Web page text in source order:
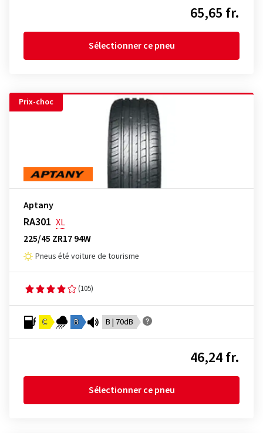
65,65 fr.
Sélectionner ce pneu
Prix-choc
Aptany
RA301 XL
225/45 ZR17 94W
Pneus été voiture de tourisme
(105)
C B B | 70dB
46,24 fr.
Sélectionner ce pneu